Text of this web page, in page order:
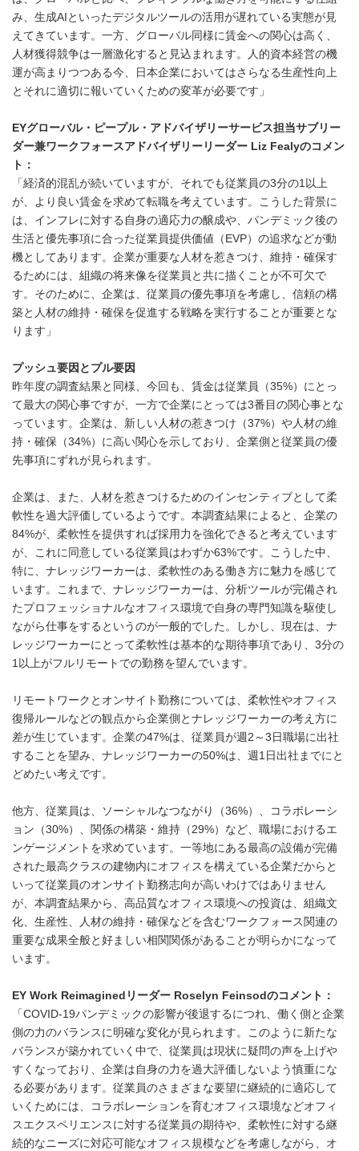
み、生成AIといったデジタルツールの活用が遅れている実態が見
えてきています。一方、グローバル同様に賃金への関心は高く、
人材獲得競争は一層激化すると見込まれます。人的資本経営の機
運が高まりつつある今、日本企業においてはさらなる生産性向上
とそれに適切に報いていくための変革が必要です」
EYグローバル・ピープル・アドバイザリーサービス担当サブリー
ダー兼ワークフォースアドバイザリーリーダー Liz Fealyのコメン
ト：
「経済的混乱が続いていますが、それでも従業員の3分の1以上
が、より良い賃金を求めて転職を考えています。こうした背景に
は、インフレに対する自身の適応力の醸成や、パンデミック後の
生活と優先事項に合った従業員提供価値（EVP）の追求などが動
機としてあります。企業が重要な人材を惹きつけ、維持・確保す
るためには、組織の将来像を従業員と共に描くことが不可欠で
す。そのために、企業は、従業員の優先事項を考慮し、信頼の構
築と人材の維持・確保を促進する戦略を実行することが重要とな
ります」
プッシュ要因とプル要因
昨年度の調査結果と同様、今回も、賃金は従業員（35%）にとっ
て最大の関心事ですが、一方で企業にとっては3番目の関心事とな
っています。企業は、新しい人材の惹きつけ（37%）や人材の維
持・確保（34%）に高い関心を示しており、企業側と従業員の優
先事項にずれが見られます。
企業は、また、人材を惹きつけるためのインセンティブとして柔
軟性を過大評価しているようです。本調査結果によると、企業の
84%が、柔軟性を提供すれば採用力を強化できると考えています
が、これに同意している従業員はわずか63%です。こうした中、
特に、ナレッジワーカーは、柔軟性のある働き方に魅力を感じて
います。これまで、ナレッジワーカーは、分析ツールが完備され
たプロフェッショナルなオフィス環境で自身の専門知識を駆使し
ながら仕事をするというのが一般的でした。しかし、現在は、ナ
レッジワーカーにとって柔軟性は基本的な期待事項であり、3分の
1以上がフルリモートでの勤務を望んでいます。
リモートワークとオンサイト勤務については、柔軟性やオフィス
復帰ルールなどの観点から企業側とナレッジワーカーの考え方に
差が生じています。企業の47%は、従業員が週2～3日職場に出社
することを望み、ナレッジワーカーの50%は、週1日出社までにと
どめたい考えです。
他方、従業員は、ソーシャルなつながり（36%）、コラボレーシ
ョン（30%）、関係の構築・維持（29%）など、職場におけるエ
ンゲージメントを求めています。一等地にある最高の設備が完備
された最高クラスの建物内にオフィスを構えている企業だからと
いって従業員のオンサイト勤務志向が高いわけではありません
が、本調査結果から、高品質なオフィス環境への投資は、組織文
化、生産性、人材の維持・確保などを含むワークフォース関連の
重要な成果全般と好ましい相関関係があることが明らかになって
います。
EY Work Reimaginedリーダー Roselyn Feinsodのコメント：
「COVID-19パンデミックの影響が後退するにつれ、働く側と企業
側の力のバランスに明確な変化が見られます。このように新たな
バランスが築かれていく中で、従業員は現状に疑問の声を上げや
すくなっており、企業は自身の力を過大評価しないよう慎重にな
る必要があります。従業員のさまざまな要望に継続的に適応して
いくためには、コラボレーションを育むオフィス環境などオフィ
スエクスペリエンスに対する従業員の期待や、柔軟性に対する継
続的なニーズに対応可能なオフィス規模などを考慮しながら、オ